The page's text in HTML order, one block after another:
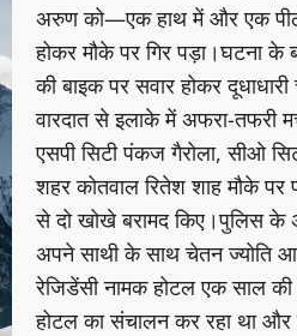
अरुण को—एक हाथ में और एक
होकर मौके पर गिर पड़ा।घटना के
की बाइक पर सवार होकर
वारदात से इलाके में अफरा-तफरी
एसपी सिटी पंकज गैरोला, सीओ
शहर कोतवाल रितेश शाह मौके
से दो खोखे बरामद किए।पुलिस
अपने साथी के साथ चेतन ज्योति
रेजिडेंसी नामक होटल एक साल
होटल का संचालन कर रहा था और